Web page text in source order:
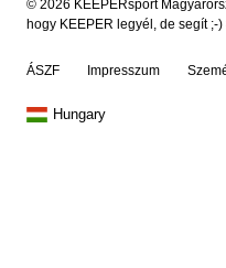
© 2026 KEEPERsport
hogy KEEPER legyél, de segít ;-)
ÁSZF Impresszum
Hungary